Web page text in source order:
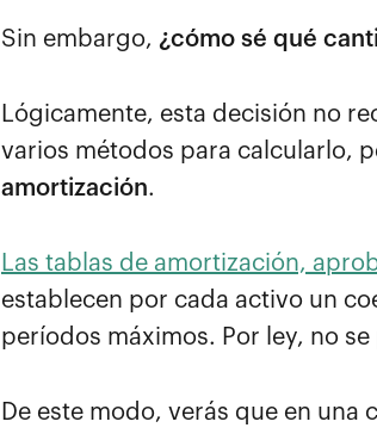
Sin embargo, ¿cómo sé qué
Lógicamente, esta decisión no
varios métodos para calcularlo,
amortización.
Las tablas de amortización,
establecen por cada activo un
períodos máximos. Por ley, no
De este modo, verás que en una